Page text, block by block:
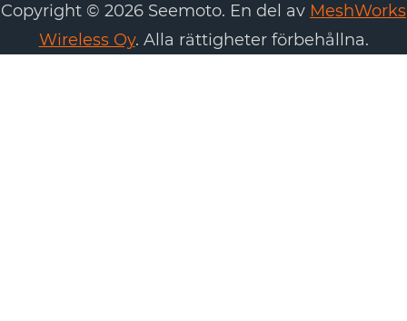
Copyright © 2026 Seemoto. En del av MeshWorks
Wireless Oy. Alla rättigheter förbehållna.